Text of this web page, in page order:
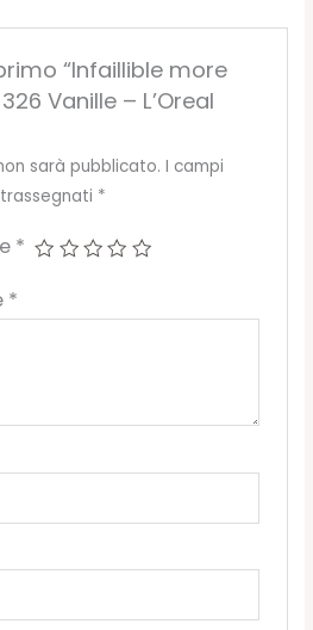
“Infaillible more
Vanille – L’Oreal
sarà pubblicato. I campi
*
*
*